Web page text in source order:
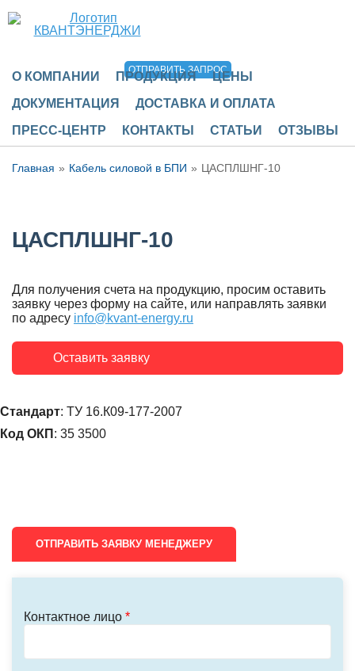
ОТПРАВИТЬ ЗАПРОС
О КОМПАНИИ ПРОДУКЦИЯ
ЦЕНЫ
ДОКУМЕНТАЦИЯ
ДОСТАВКА И ОПЛАТА
ПРЕСС-ЦЕНТР
КОНТАКТЫ СТАТЬИ ОТЗЫВЫ
Главная Кабель силовой в БПИ ЦАСПЛШНГ-10
ЦАСПЛШНГ-10
Для получения счета на продукцию, просим оставить
заявку через форму на сайте, или направлять заявки
по адресу info@kvant-energy.ru
Оставить заявку
Стандарт: ТУ 16.К09-177-2007
Код ОКП : 35 3500
ОТПРАВИТЬ ЗАЯВКУ МЕНЕДЖЕРУ
Контактное лицо *